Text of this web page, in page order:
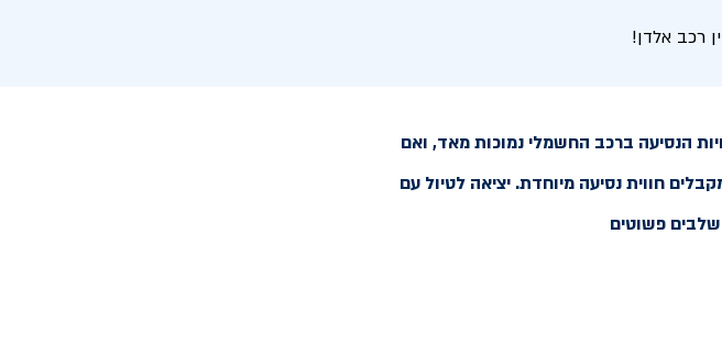
רכב אלדן!
הנסיעה ברכב החשמלי נמוכות מאד, ואם
חווית נסיעה מיוחדת. יציאה לטיול עם
פשוטים